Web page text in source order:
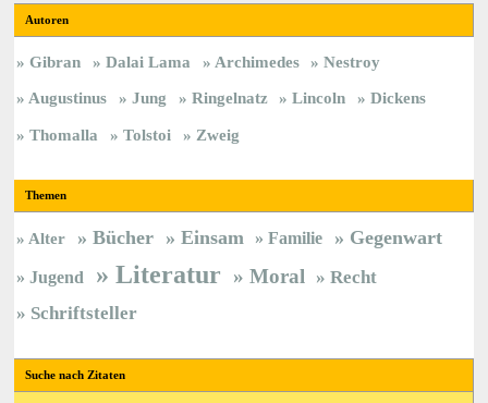
Autoren
Gibran Dalai Lama Archimedes
Nestroy
Augustinus
Jung Ringelnatz Lincoln
Dickens
Thomalla
Tolstoi Zweig
Themen
Alter Bücher Einsam Familie Gegenwart
Jugend Literatur Moral
Recht
Schriftsteller
Suche nach Zitaten